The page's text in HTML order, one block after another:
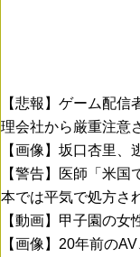
【悲報】ゲーム配
理会社から厳重注意
【画像】坂口杏里
【警告】医師「米国
本では平気で処方さ
【動画】甲子園の女
【画像】20年前の